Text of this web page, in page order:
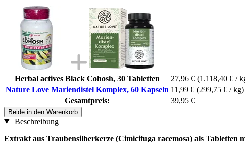
Herbal actives Black Cohosh, 30 Tabletten 27,96 € (1.118,40 € /
Nature Love Mariendistel Komplex, 60 Kapseln 11,99 € (299,75 € / kg)
Gesamtpreis:
39,95 €
Beide in den Warenkorb
Beschreibung
Extrakt aus Traubensilberkerze (Cimicifuga racemosa) als Tabletten